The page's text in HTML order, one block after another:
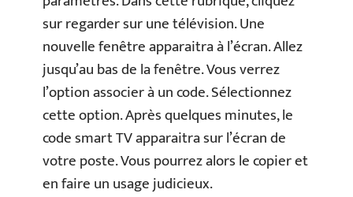
sur regarder sur une télévision. Une
nouvelle fenêtre apparaitra à l’écran. Allez
jusqu’au bas de la fenêtre. Vous verrez
l’option associer à un code. Sélectionnez
cette option. Après quelques minutes, le
code smart TV apparaitra sur l’écran de
votre poste. Vous pourrez alors le copier et
en faire un usage judicieux.